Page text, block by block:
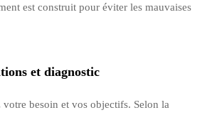
est construit pour éviter les mauvaises
et diagnostic
besoin et vos objectifs. Selon la